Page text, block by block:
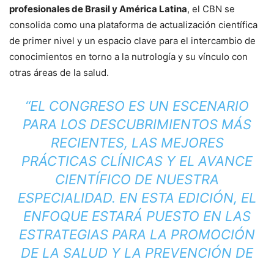
profesionales de Brasil y América Latina, el CBN se
consolida como una plataforma de actualización científica
de primer nivel y un espacio clave para el intercambio de
conocimientos en torno a la nutrología y su vínculo con
otras áreas de la salud.
“EL CONGRESO ES UN ESCENARIO
PARA LOS DESCUBRIMIENTOS MÁS
RECIENTES, LAS MEJORES
PRÁCTICAS CLÍNICAS Y EL AVANCE
CIENTÍFICO DE NUESTRA
ESPECIALIDAD. EN ESTA EDICIÓN, EL
ENFOQUE ESTARÁ PUESTO EN LAS
ESTRATEGIAS PARA LA PROMOCIÓN
DE LA SALUD Y LA PREVENCIÓN DE